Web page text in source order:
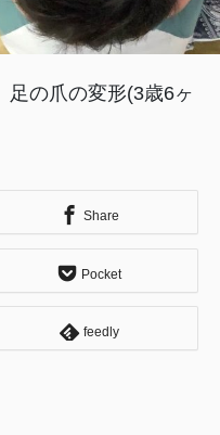
足の爪の変形(3歳6ヶ
Share
Pocket
feedly